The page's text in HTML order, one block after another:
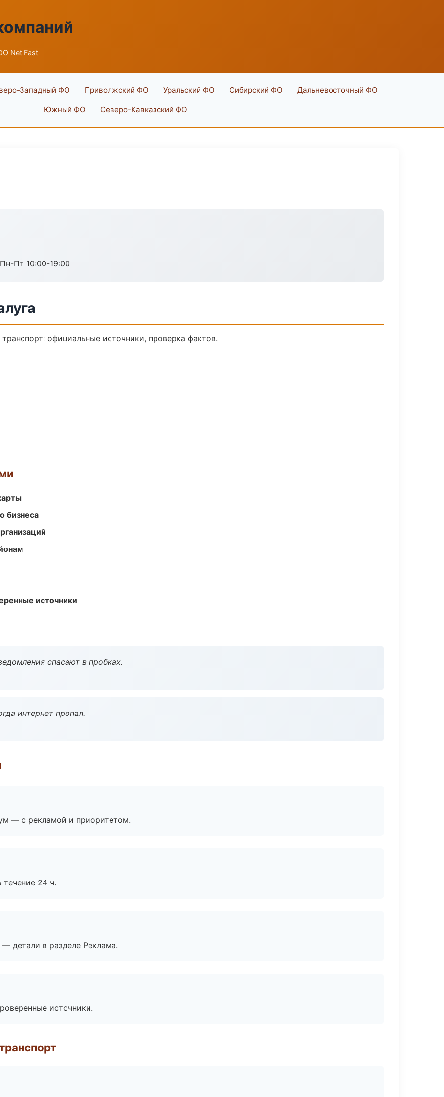
Net Fast
Западный ФО Приволжский ФО Уральский ФО Сибирский ФО Дальневосточный ФО
Южный ФО Северо-Кавказский ФО
Пт 10:00-19:00
официальные источники, проверка фактов.
бизнеса
источники
спасают в пробках.
интернет пропал.
— с рекламой и приоритетом.
24 ч.
детали в разделе Реклама.
источники.